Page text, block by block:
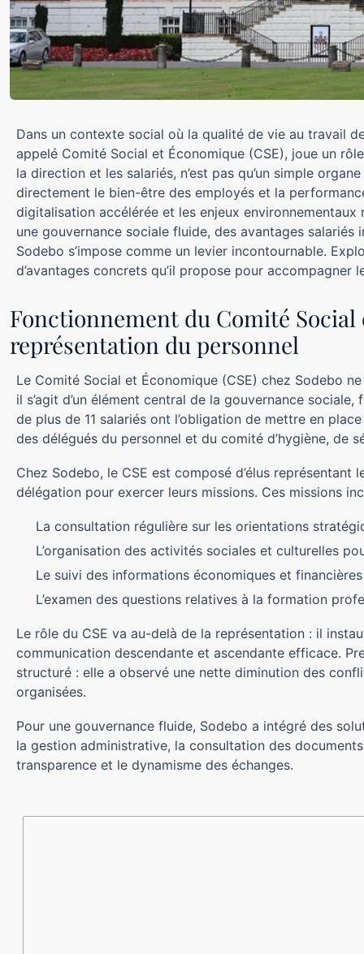
Dans un contexte social où la qualité de vie au travail
appelé Comité Social et Économique (CSE), joue un
la direction et les salariés, n’est pas qu’un simple
directement le bien-être des employés et la
digitalisation accélérée et les enjeux
une gouvernance sociale fluide, des avantages
Sodebo s’impose comme un levier incontournable.
d’avantages concrets qu’il propose pour accompagner
Fonctionnement du Comité
représentation du personnel
Le Comité Social et Économique (CSE) chez Sodebo
il s’agit d’un élément central de la gouvernance
de plus de 11 salariés ont l’obligation de mettre en
des délégués du personnel et du comité d’hygiène, de
Chez Sodebo, le CSE est composé d’élus
délégation pour exercer leurs missions. Ces missions
La consultation régulière sur les orientations
L’organisation des activités sociales et culturelles
Le suivi des informations économiques et
L’examen des questions relatives à la formation
Le rôle du CSE va au-delà de la représentation : il
communication descendante et ascendante efficace.
structuré : elle a observé une nette diminution des
organisées.
Pour une gouvernance fluide, Sodebo a intégré des
la gestion administrative, la consultation des
transparence et le dynamisme des échanges.